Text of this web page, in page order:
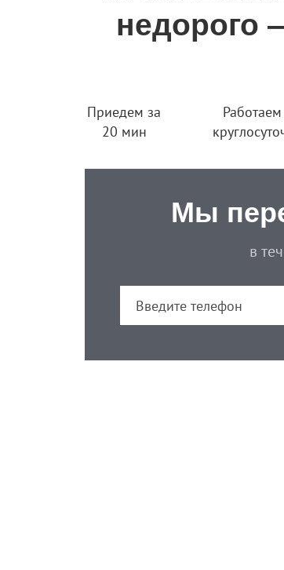
недорого
Приедем за
20 мин
Работаем
Мы
в